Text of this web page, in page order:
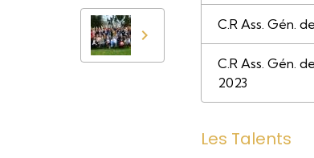
C.R Ass. Gén.
C.R Ass. Gén.
2023
Les Talents